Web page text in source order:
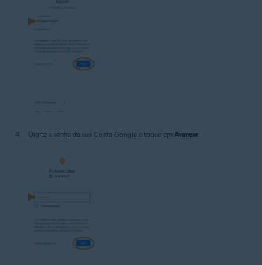
Digite a senha da sua Conta Google e toque em Avançar.